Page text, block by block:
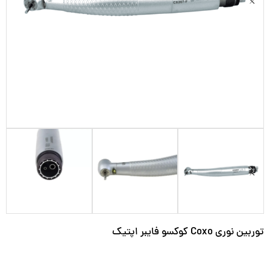
توربین نوری Coxo کوکسو فایبر اپتیک